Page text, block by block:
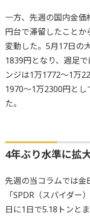
一方、先週の国内金
円台で滞留したこと
変動した。5月17日の
1839円となり、週足
ンジは1万1772～1万
1970～1万2300円と
た。
4年ぶり水準に拡
先週の当コラムでは金
「SPDR（スパイダ
日に1日で5.18トンと